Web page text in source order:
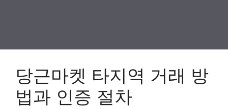
당근마켓 타지역 거래 방
법과 인증 절차